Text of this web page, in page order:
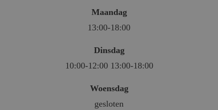
Maandag
13:00-18:00
Dinsdag
10:00-12:00 13:00-18:00
Woensdag
gesloten